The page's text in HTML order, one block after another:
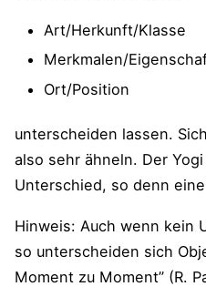
Art/Herkunft/Klasse
Merkmalen/
Ort/Position
unterscheiden lassen.
also sehr ähneln. Der
Unterschied, so denn
Hinweis: Auch wenn kein
so unterscheiden sich
Moment zu Moment” (R.